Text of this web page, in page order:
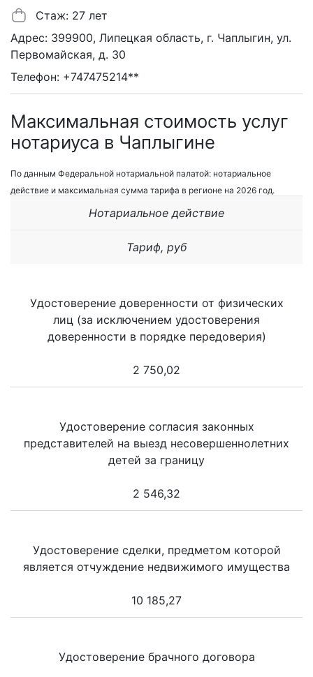
Стаж: 27 лет
Адрес: 399900, Липецкая область, г. Чаплыгин, ул.
Первомайская, д. 30
Телефон: +747475214**
Максимальная стоимость услуг
нотариуса в Чаплыгине
По данным Федеральной нотариальной палатой: нотариальное
действие и максимальная сумма тарифа в регионе на 2026 год.
Нотариальное действие
Тариф, руб
Удостоверение доверенности от физических
лиц (за исключением удостоверения
доверенности в порядке передоверия)
2 750,02
Удостоверение согласия законных
представителей на выезд несовершеннолетних
детей за границу
2 546,32
Удостоверение сделки, предметом которой
является отчуждение недвижимого имущества
10 185,27
Удостоверение брачного договора